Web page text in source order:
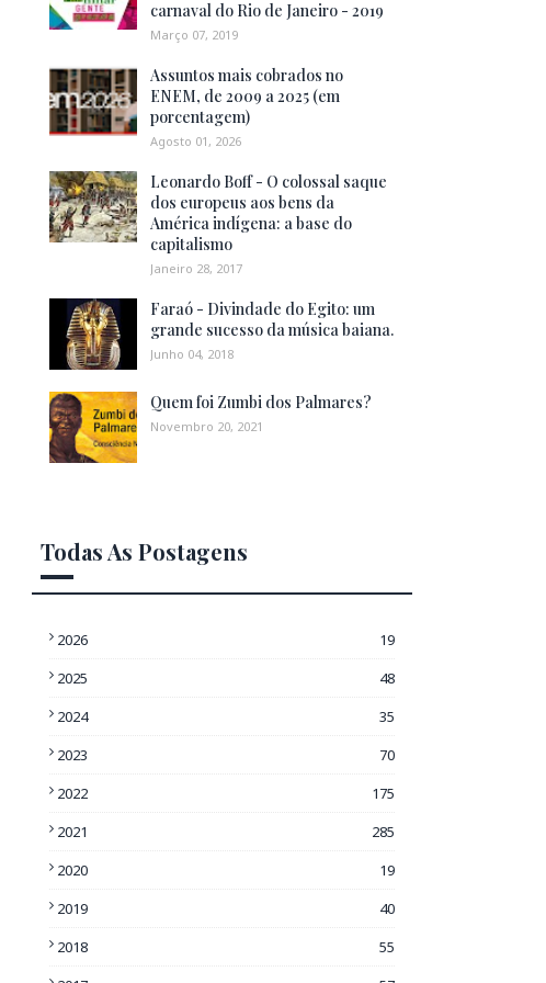
carnaval do Rio de Janeiro - 2019
Março 07, 2019
Assuntos mais cobrados no
ENEM, de 2009 a 2025 (em
porcentagem)
Agosto 01, 2026
Leonardo Boff - O colossal saque
dos europeus aos bens da
América indígena: a base do
capitalismo
Janeiro 28, 2017
Faraó - Divindade do Egito: um
grande sucesso da música baiana.
Junho 04, 2018
Quem foi Zumbi dos Palmares?
Novembro 20, 2021
Todas As Postagens
2026
19
2025
48
2024
35
2023
70
2022
175
2021
285
2020
19
2019
40
2018
55